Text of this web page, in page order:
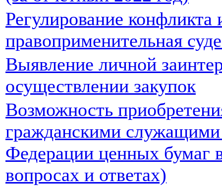
Регулирование конфликта
правоприменительная
Выявление личной
осуществлении закупок
Возможность
гражданскими служащими
Федерации ценных бумаг
вопросах и ответах)